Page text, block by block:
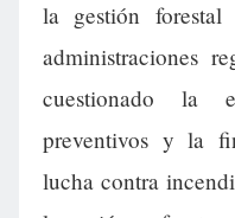
la gestión
administraciones
cuestionado la
preventivos y la
lucha contra